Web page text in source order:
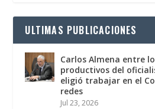
ULTIMAS PUBLICACIONES
Carlos Almena entre
productivos del
eligió trabajar en el
redes
Jul 23, 2026